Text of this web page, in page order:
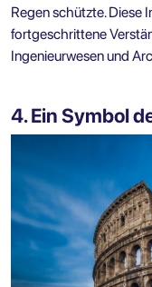
Regen schützte. Diese
fortgeschrittene
Ingenieurwesen und
4. Ein Symbol